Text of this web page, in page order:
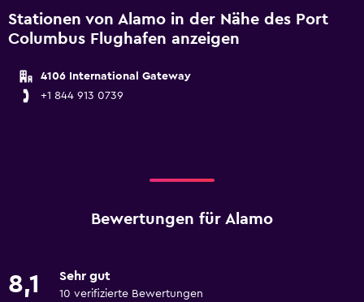
Stationen von Alamo in der Nähe des Port
Columbus Flughafen anzeigen
4106 International Gateway
+1 844 913 0739
Bewertungen für Alamo
8,1 Sehr gut
10 verifizierte Bewertungen